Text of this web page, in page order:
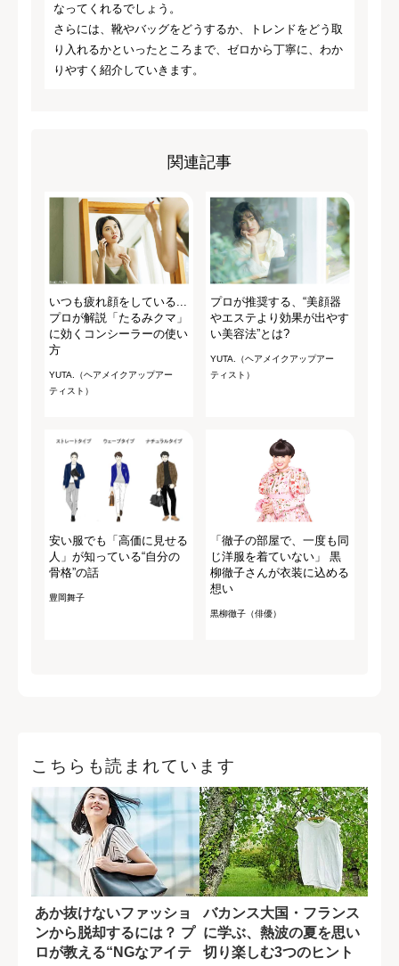
なってくれるでしょう。
さらには、靴やバッグをどうするか、トレンドをどう取
り入れるかといったところまで、ゼロから丁寧に、わか
りやすく紹介していきます。
関連記事
いつも疲れ顔をしている...
プロが解説「たるみクマ」
に効くコンシーラーの使い
方
YUTA.（ヘアメイクアップアー
ティスト）
プロが推奨する、“美顔器
やエステより効果が出やす
い美容法”とは?
YUTA.（ヘアメイクアップアー
ティスト）
安い服でも「高価に見せる
人」が知っている“自分の
骨格”の話
豊岡舞子
「徹子の部屋で、一度も同
じ洋服を着ていない」 黒
柳徹子さんが衣装に込める
想い
黒柳徹子（俳優）
こちらも読まれています
あか抜けないファッショ
ンから脱却するには？ プ
ロが教える“NGなアイテ
バカンス大国・フランス
に学ぶ、熱波の夏を思い
切り楽しむ3つのヒント